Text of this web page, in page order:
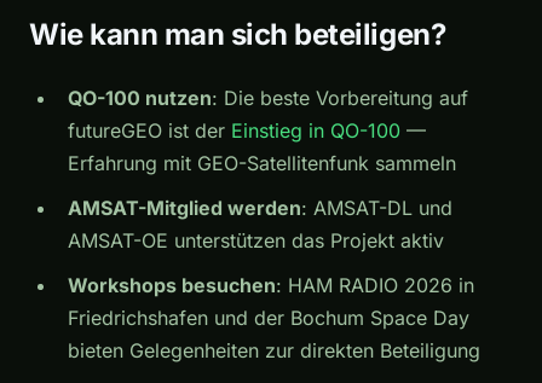
Wie kann man sich beteiligen?
QO-100 nutzen: Die beste Vorbereitung auf
futureGEO ist der Einstieg in QO-100 —
Erfahrung mit GEO-Satellitenfunk sammeln
AMSAT-Mitglied werden: AMSAT-DL und
AMSAT-OE unterstützen das Projekt aktiv
Workshops besuchen: HAM RADIO 2026 in
Friedrichshafen und der Bochum Space Day
bieten Gelegenheiten zur direkten Beteiligung